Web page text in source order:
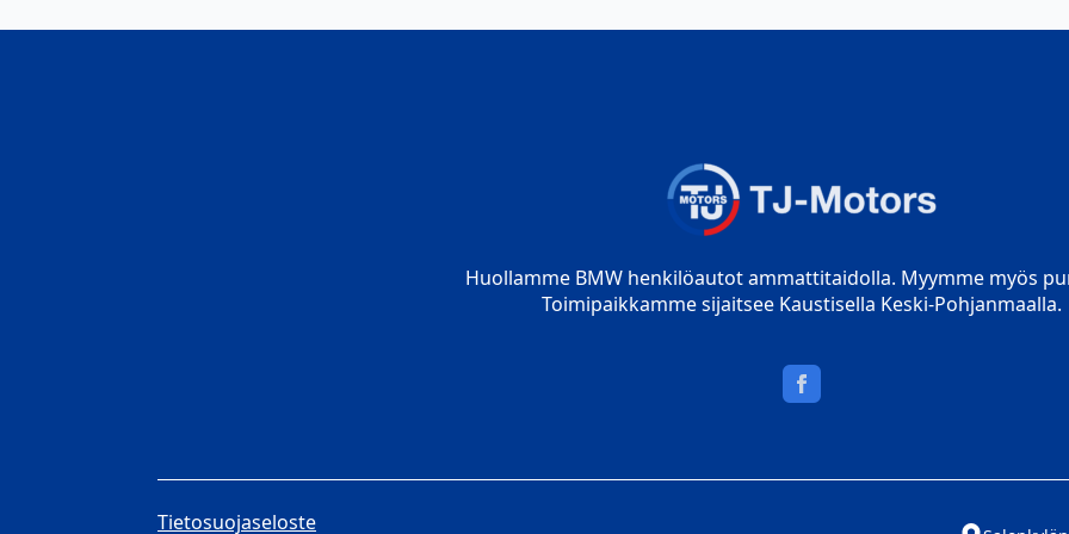
Huollamme BMW henkilöautot ammattitaidolla. Myymme myös
Toimipaikkamme sijaitsee Kaustisella Keski-Pohjanmaalla.
Tietosuojaseloste